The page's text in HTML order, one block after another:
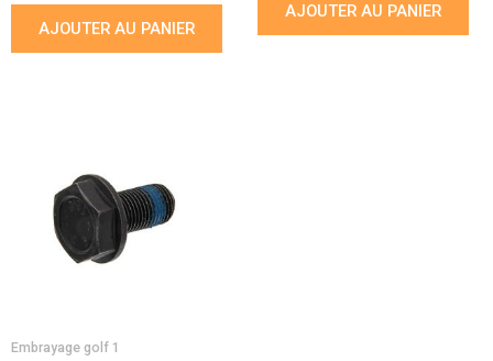
AJOUTER AU PANIER
AJOUTER AU PANIER
Embrayage golf 1